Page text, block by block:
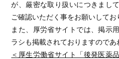
が、厳密な取り扱いにつきまし
ご確認いただく事をお願いしてお
また、厚労省サイトでは、掲示
ラシも掲載されておりますのであ
＜厚生労働省サイト「後発医薬